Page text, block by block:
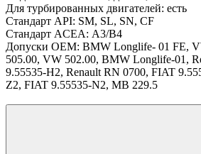
Для турбированных двигателей: есть
Стандарт API: SM, SL, SN, CF
Стандарт ACEA: A3/В4
Допуски OEM: BMW Longlife- 01 FE,
505.00, VW 502.00, BMW Longlife-01,
9.55535-H2, Renault RN 0700, FIAT
Z2, FIAT 9.55535-N2, MB 229.5